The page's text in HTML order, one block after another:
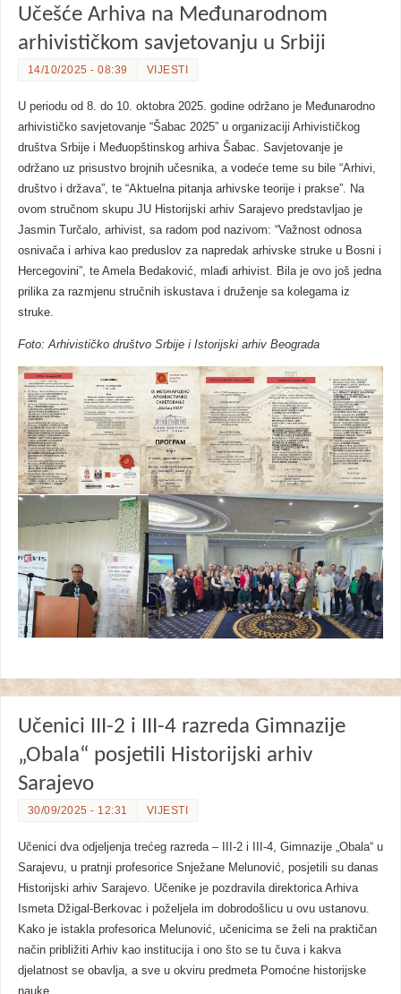
Učešće Arhiva na Međunarodnom
arhivističkom savjetovanju u Srbiji
14/10/2025 - 08:39 VIJESTI
U periodu od 8. do 10. oktobra 2025. godine održano je Međunarodno
arhivističko savjetovanje “Šabac 2025” u organizaciji Arhivističkog
društva Srbije i Međuopštinskog arhiva Šabac. Savjetovanje je
održano uz prisustvo brojnih učesnika, a vodeće teme su bile “Arhivi,
društvo i država”, te “Aktuelna pitanja arhivske teorije i prakse”. Na
ovom stručnom skupu JU Historijski arhiv Sarajevo predstavljao je
Jasmin Turčalo, arhivist, sa radom pod nazivom: “Važnost odnosa
osnivača i arhiva kao preduslov za napredak arhivske struke u Bosni i
Hercegovini”, te Amela Bedaković, mlađi arhivist. Bila je ovo još jedna
prilika za razmjenu stručnih iskustava i druženje sa kolegama iz
struke.
Foto: Arhivističko društvo Srbije i Istorijski arhiv Beograda
Učenici III-2 i III-4 razreda Gimnazije
„Obala“ posjetili Historijski arhiv
Sarajevo
30/09/2025 - 12:31 VIJESTI
Učenici dva odjeljenja trećeg razreda – III-2 i III-4, Gimnazije „Obala“ u
Sarajevu, u pratnji profesorice Snježane Melunović, posjetili su danas
Historijski arhiv Sarajevo. Učenike je pozdravila direktorica Arhiva
Ismeta Džigal-Berkovac i poželjela im dobrodošlicu u ovu ustanovu.
Kako je istakla profesorica Melunović, učenicima se želi na praktičan
način približiti Arhiv kao institucija i ono što se tu čuva i kakva
djelatnost se obavlja, a sve u okviru predmeta Pomoćne historijske